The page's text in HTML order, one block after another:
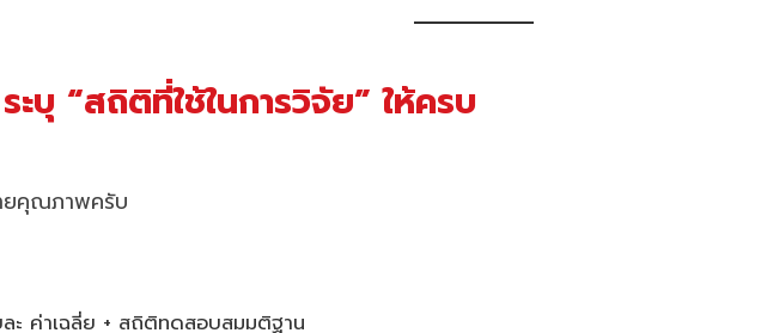
บุ “สถิติที่ใช้ในการวิจัย” ให้ครบ
ยคุณภาพครับ
ะ ค่าเฉลี่ย + สถิติทดสอบสมมติฐาน